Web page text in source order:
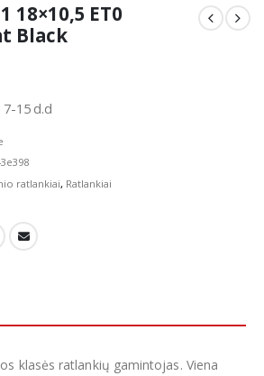
18×10,5 ET0
Black
15 d.d
ratlankiai, Ratlankiai
klasės ratlankių gamintojas. Viena